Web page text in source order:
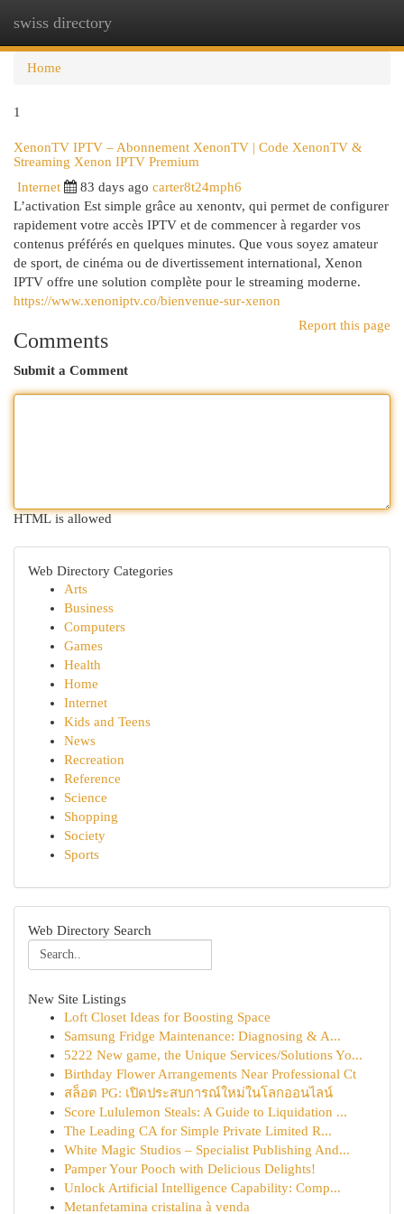
swiss directory
Home
1
XenonTV IPTV – Abonnement XenonTV | Code XenonTV &
Streaming Xenon IPTV Premium
Internet 83 days ago carter8t24mph6
L’activation Est simple grâce au xenontv, qui permet de configurer
rapidement votre accès IPTV et de commencer à regarder vos
contenus préférés en quelques minutes. Que vous soyez amateur
de sport, de cinéma ou de divertissement international, Xenon
IPTV offre une solution complète pour le streaming moderne.
https://www.xenoniptv.co/bienvenue-sur-xenon
Report this page
Comments
Submit a Comment
HTML is allowed
Web Directory Categories
Arts
Business
Computers
Games
Health
Home
Internet
Kids and Teens
News
Recreation
Reference
Science
Shopping
Society
Sports
Web Directory Search
New Site Listings
Loft Closet Ideas for Boosting Space
Samsung Fridge Maintenance: Diagnosing & A...
5222 New game, the Unique Services/Solutions Yo...
Birthday Flower Arrangements Near Professional Ct
สล็อต PG: เปิดประสบการณ์ใหม่ในโลกออนไลน์
Score Lululemon Steals: A Guide to Liquidation ...
The Leading CA for Simple Private Limited R...
White Magic Studios – Specialist Publishing And...
Pamper Your Pooch with Delicious Delights!
Unlock Artificial Intelligence Capability: Comp...
Metanfetamina cristalina à venda